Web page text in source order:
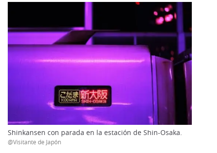
Shinkansen con parada en la estación de Shin-Osaka.
@Visitante de Japón